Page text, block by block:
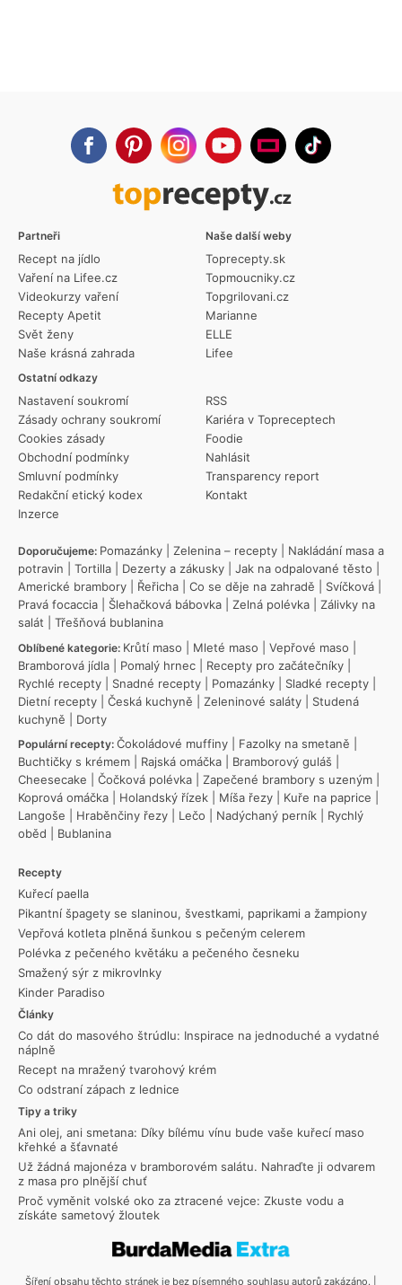
Partneři
Recept na jídlo
Vaření na Lifee.cz
Videokurzy vaření
Recepty Apetit
Svět ženy
Naše krásná zahrada
Ostatní odkazy
Nastavení soukromí
Zásady ochrany soukromí
Cookies zásady
Obchodní podmínky
Smluvní podmínky
Redakční etický kodex
Inzerce
RSS
Kariéra v Topreceptech
Foodie
Nahlásit
Transparency report
Kontakt
Naše další weby
Toprecepty.sk
Topmoucniky.cz
Topgrilovani.cz
Marianne
ELLE
Lifee
Doporučujeme: Pomazánky Zelenina – recepty
Nakládání masa a
potravin
Tortilla Dezerty a zákusky Jak na odpalované těsto
Americké brambory
Řeřicha Co se děje na zahradě Svíčková
Pravá focaccia
Šlehačková bábovka Zelná polévka
Zálivky na
salát
Třešňová bublanina
Oblíbené kategorie: Krůtí maso Mleté maso Vepřové maso
Bramborová jídla
Pomalý hrnec Recepty pro začátečníky
Rychlé recepty
Snadné recepty Pomazánky Sladké recepty
Dietní recepty
Česká kuchyně Zeleninové saláty
Studená
kuchyně
Dorty
Populární recepty: Čokoládové muffiny Fazolky na smetaně
Buchtičky s krémem
Rajská omáčka Bramborový guláš
Cheesecake
Čočková polévka Zapečené brambory s uzeným
Koprová omáčka
Holandský řízek Míša řezy Kuře na paprice
Langoše
Hraběnčiny řezy Lečo Nadýchaný perník
Rychlý
oběd
Bublanina
Recepty
Kuřecí paella
Pikantní špagety se slaninou, švestkami, paprikami a žampiony
Vepřová kotleta plněná šunkou s pečeným celerem
Polévka z pečeného květáku a pečeného česneku
Smažený sýr z mikrovlnky
Kinder Paradiso
Články
Co dát do masového štrúdlu: Inspirace na jednoduché a vydatné
náplně
Recept na mražený tvarohový krém
Co odstraní zápach z lednice
Tipy a triky
Ani olej, ani smetana: Díky bílému vínu bude vaše kuřecí maso
křehké a šťavnaté
Už žádná majonéza v bramborovém salátu. Nahraďte ji odvarem
z masa pro plnější chuť
Proč vyměnit volské oko za ztracené vejce: Zkuste vodu a
získáte sametový žloutek
Šíření obsahu těchto stránek je bez písemného souhlasu autorů zakázáno. |